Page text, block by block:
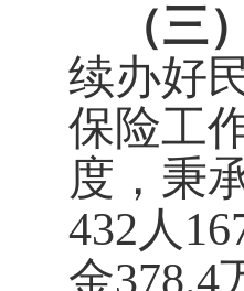
（三
续办好
保险工
度，秉
432 人
金378.4